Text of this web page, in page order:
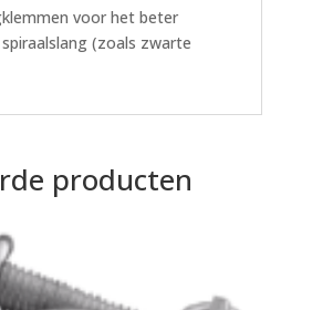
voor het beter
(zoals zwarte
producten